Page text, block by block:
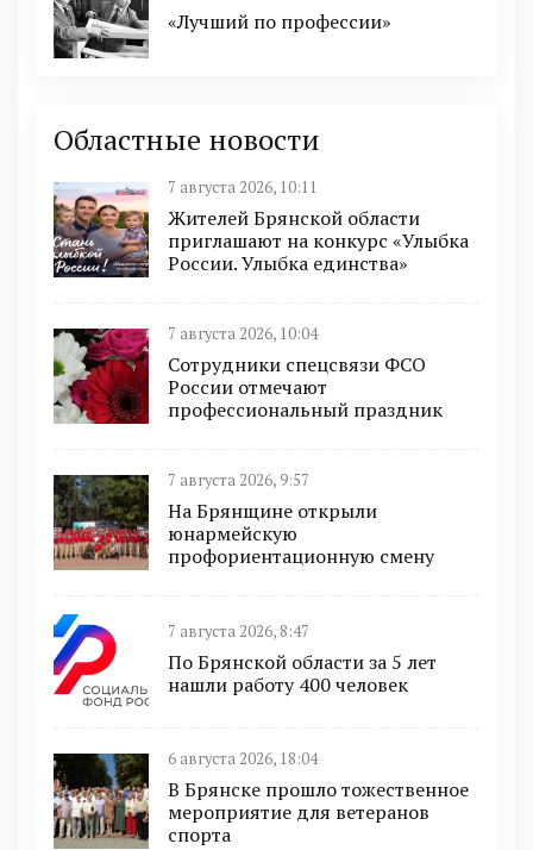
«Лучший по профессии»
Областные новости
7 августа 2026, 10:11
Жителей Брянской области
приглашают на конкурс «Улыбка
России. Улыбка единства»
7 августа 2026, 10:04
Сотрудники спецсвязи ФСО
России отмечают
профессиональный праздник
7 августа 2026, 9:57
На Брянщине открыли
юнармейскую
профориентационную смену
7 августа 2026, 8:47
По Брянской области за 5 лет
нашли работу 400 человек
6 августа 2026, 18:04
В Брянске прошло тожественное
мероприятие для ветеранов
спорта